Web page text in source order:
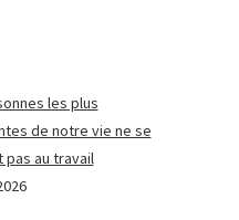
les plus
de notre vie ne se
au travail